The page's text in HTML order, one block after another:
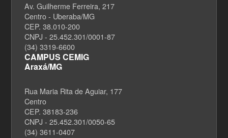
Av. Guilherme Ferreira, 217
Centro - Uberaba/MG
CEP. 38.010-200
CNPJ - 25.452.301/0001-87
(34) 3319-6600
CAMPUS CEMIG
Araxá/MG
Rua Maria Rita de Aguiar, 177
Centro
CEP. 38183-236
CNPJ - 25.452.301/0050-65
(34) 3611-0407